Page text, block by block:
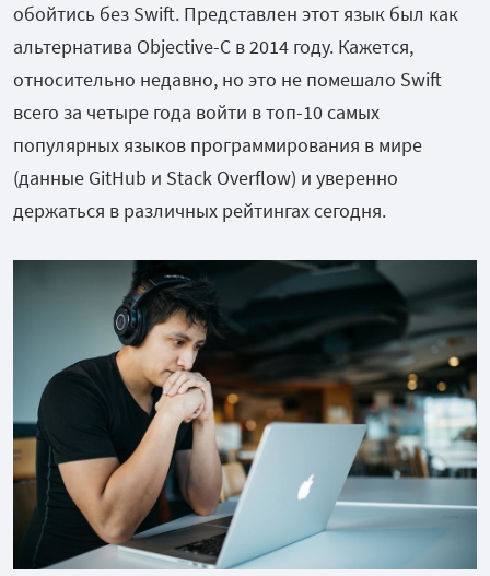
обойтись без Swift. Представлен этот язык был как
альтернатива Objective-C в 2014 году. Кажется,
относительно недавно, но это не помешало Swift
всего за четыре года войти в топ-10 самых
популярных языков программирования в мире
(данные GitHub и Stack Overflow) и уверенно
держаться в различных рейтингах сегодня.